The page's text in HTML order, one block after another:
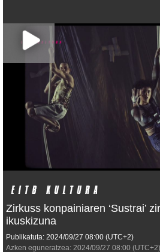
Zirkuss konpainiaren ‘Sustrai’
ikuskizuna
Publikatuta: 2024/09/27 08:00 (UTC+2)
Azken eguneratzea: 2024/09/27 08:00 (UTC+2)